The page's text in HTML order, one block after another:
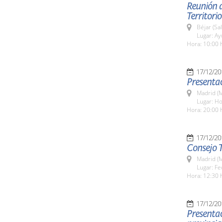
Reunión
Béjar
Lugar:
Hora: 10:00
17/12/
Madrid
Lugar:
Hora: 20:00
17/12/
Consejo
Madrid
Lugar:
Hora: 12:30
17/12/